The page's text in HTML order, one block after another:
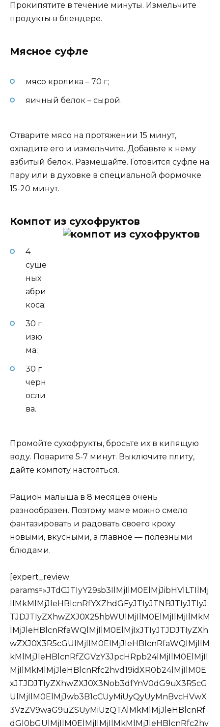
Прокипятите в течение минуты. Измельчите
продукты в блендере.
Мясное суфле
мясо кролика – 70 г;
яичный белок – сырой.
Отварите мясо на протяжении 15 минут,
охладите его и измельчите. Добавьте к нему
взбитый белок. Размешайте. Готовится суфле на
пару или в духовке в специальной формочке
15-20 минут.
Компот из сухофруктов
4
сушё
ных
абри
коса;
30 г
изю
ма;
30 г
черн
осли
ва.
Промойте сухофрукты, бросьте их в кипящую
воду. Поварите 5-7 минут. Выключите плиту,
дайте компоту настояться.
Рацион малыша в 8 месяцев очень
разнообразен. Поэтому маме можно смело
фантазировать и радовать своего кроху
новыми, вкусными, а главное — полезными
блюдами.
[expert_review
params=»JTdCJTIyY29sb3IlMjIlM0ElMjJibHVlLTIlMj
IlMkMlMjJleHBlcnRfYXZhdGFyJTIyJTNBJTIyJTIyJ
TJDJTIyZXhwZXJ0X25hbWUlMjIlM0ElMjIlMjIlMkM
lMjJleHBlcnRfaWQlMjIlM0ElMjIxJTIyJTJDJTIyZXh
wZXJ0X3R5cGUlMjIlM0ElMjJleHBlcnRfaWQlMjIlM
kMlMjJleHBlcnRfZGVzY3JpcHRpb24lMjIlM0ElMjIl
MjIlMkMlMjJleHBlcnRfc2hvd19idXR0b24lMjIlM0E
xJTJDJTIyZXhwZXJ0X3Nob3dfYnV0dG9uX3R5cG
UlMjIlM0ElMjJwb3B1cCUyMiUyQyUyMnBvcHVwX
3VzZV9waG9uZSUyMiUzQTAlMkMlMjJleHBlcnRf
dGl0bGUlMjIlM0ElMjIlMjIlMkMlMjJleHBlcnRfc2hv